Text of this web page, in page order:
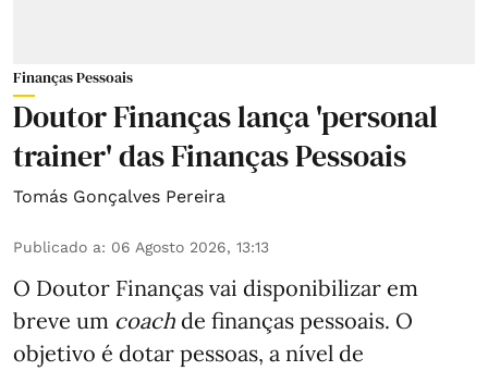
Finanças Pessoais
Doutor Finanças lança 'personal
trainer' das Finanças Pessoais
Tomás Gonçalves Pereira
Publicado a: 06 Agosto 2026, 13:13
O Doutor Finanças vai disponibilizar em
breve um coach de finanças pessoais. O
objetivo é dotar pessoas, a nível de